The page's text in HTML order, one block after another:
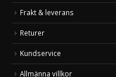
Frakt & leverans
Returer
Kundservice
Allmänna villkor